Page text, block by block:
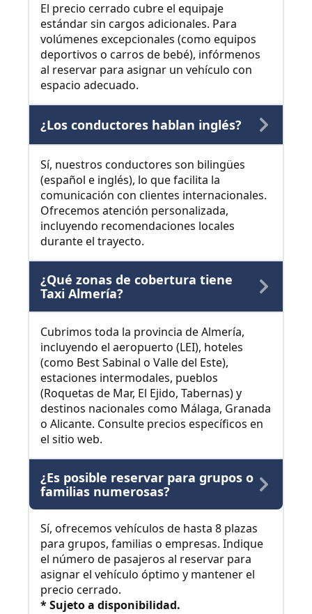
El precio cerrado cubre el equipaje
estándar sin cargos adicionales. Para
volúmenes excepcionales (como equipos
deportivos o carros de bebé), infórmenos
al reservar para asignar un vehículo con
espacio adecuado.
¿Los conductores hablan inglés?
Sí, nuestros conductores son bilingües
(español e inglés), lo que facilita la
comunicación con clientes internacionales.
Ofrecemos atención personalizada,
incluyendo recomendaciones locales
durante el trayecto.
¿Qué zonas de cobertura tiene
Taxi Almería?
Cubrimos toda la provincia de Almería,
incluyendo el aeropuerto (LEI), hoteles
(como Best Sabinal o Valle del Este),
estaciones intermodales, pueblos
(Roquetas de Mar, El Ejido, Tabernas) y
destinos nacionales como Málaga, Granada
o Alicante. Consulte precios específicos en
el sitio web.
¿Es posible reservar para grupos o
familias numerosas?
Sí, ofrecemos vehículos de hasta 8 plazas
para grupos, familias o empresas. Indique
el número de pasajeros al reservar para
asignar el vehículo óptimo y mantener el
precio cerrado.
* Sujeto a disponibilidad.